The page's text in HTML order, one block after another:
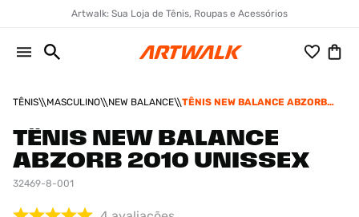
Artwalk: Sua Loja de Tênis, Roupas e Acessórios
TÊNIS MASCULINO NEW BALANCE
TÊNIS NEW BALANCE ABZORB
TÊNIS NEW BALANCE
ABZORB 2010 UNISSEX
32469-8-001